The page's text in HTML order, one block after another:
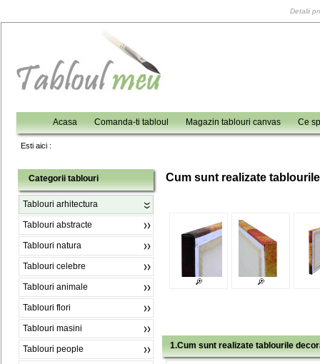
Detalii
Acasa Comanda-ti tabloul Magazin tablouri canvas Ce
Esti aici :
Categorii tablouri
Tablouri arhitectura
Tablouri abstracte
Tablouri natura
Tablouri celebre
Tablouri animale
Tablouri flori
Tablouri masini
Tablouri people
Cum sunt realizate
1.Cum sunt realizate tablourile